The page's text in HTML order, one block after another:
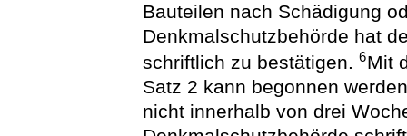
Bauteilen nach Schädigung
Denkmalschutzbehörde hat
schriftlich zu bestätigen.6Mit
Satz 2 kann begonnen
nicht innerhalb von drei